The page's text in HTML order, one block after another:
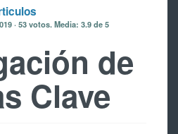
53 votos. Media: 3.9 de 5
de
Clave